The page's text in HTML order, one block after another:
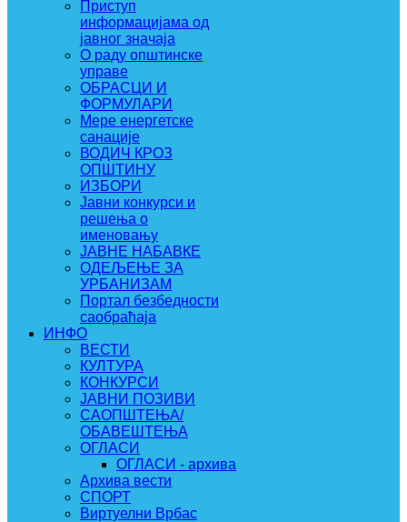
Приступ
информацијама од
јавног значаја
О раду општинске
управе
ОБРАСЦИ И
ФОРМУЛАРИ
Мере енергетске
санације
ВОДИЧ КРОЗ
ОПШТИНУ
ИЗБОРИ
Јавни конкурси и
решења о
именовању
ЈАВНЕ НАБАВКЕ
ОДЕЉЕЊЕ ЗА
УРБАНИЗАМ
Портал безбедности
саобраћаја
ИНФО
ВЕСТИ
КУЛТУРА
КОНКУРСИ
ЈАВНИ ПОЗИВИ
САОПШТЕЊА/
ОБАВЕШТЕЊА
ОГЛАСИ
ОГЛАСИ - архива
Архива вести
СПОРТ
Виртуелни Врбас